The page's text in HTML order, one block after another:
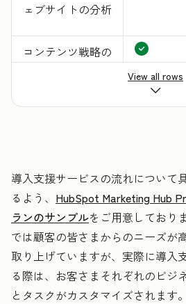
ェブサイトの分析
コンテンツ戦略の
セスの自動化設定
既存のCRMから
のデータの移行や
インポートに関す
るコンサルティン
グ
View all rows
導入支援サービスの流れについて
るよう、 HubSpot Marketing Hub
ランのサンプルをご用意しており
では顧客の皆さまからのニーズが
取り上げていますが、実際に導入
る際は、お客さまそれぞれのビジ
とタスクがカスタマイズされます。